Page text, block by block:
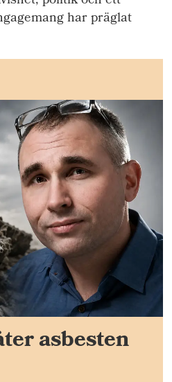
har präglat
asbesten